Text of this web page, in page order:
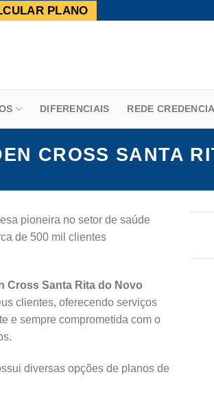
PLANO
DIFERENCIAIS REDE
CROSS SANTA
pioneira no setor de saúde
de 500 mil clientes
Cross Santa Rita do Novo
clientes, oferecendo serviços
e sempre comprometida com o
diversas opções de planos de